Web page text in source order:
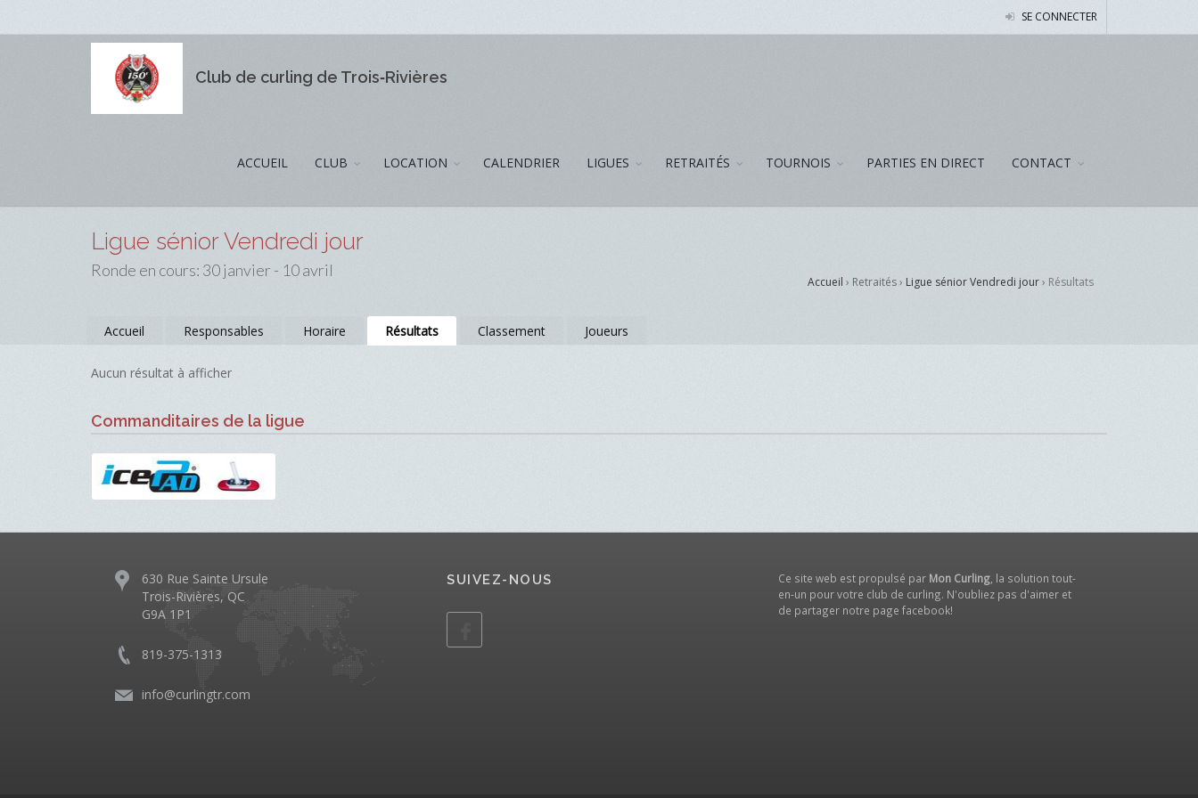
SE CONNECTER
Club de curling de Trois‑Rivières
ACCUEIL CLUB LOCATION CALENDRIER LIGUES RETRAITÉS TOURNOIS PARTIES EN DIRECT CONTACT
Ligue sénior Vendredi jour
Ronde en cours: 30 janvier - 10 avril
Accueil › Retraités › Ligue sénior Vendredi jour› Résultats
Accueil Responsables Horaire Résultats Classement Joueurs
Aucun résultat à afficher
Commanditaires de la ligue
630 Rue Sainte Ursule
Trois-Rivières, QC
G9A 1P1
819-375-1313
info@curlingtr.com
SUIVEZ-NOUS Ce site web est propulsé par Mon Curling , la solution tout-
en-un pour votre club de curling. N'oubliez pas d'aimer et
de partager notre page facebook!